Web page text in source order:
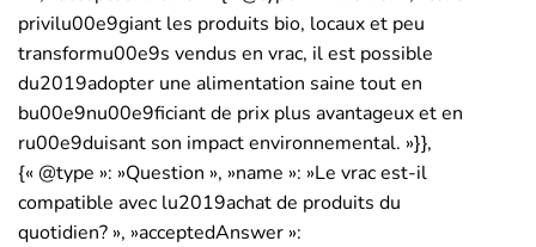
privilu00e9giant les produits bio, locaux et peu
transformu00e9s vendus en vrac, il est possible
du2019adopter une alimentation saine tout en
bu00e9nu00e9ficiant de prix plus avantageux et en
ru00e9duisant son impact environnemental. »}},
{« @type »: »Question », »name »: »Le vrac est-il
compatible avec lu2019achat de produits du
quotidien? », »acceptedAnswer »: